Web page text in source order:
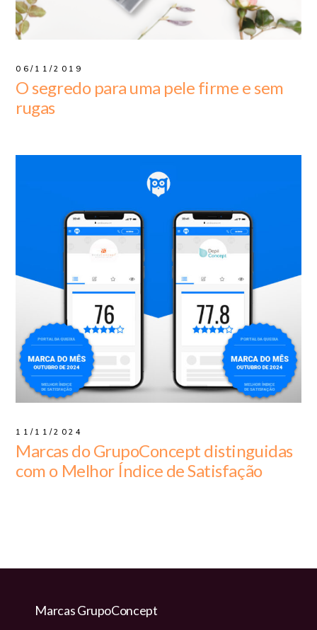
06/11/2019
O segredo para uma pele firme e sem
rugas
11/11/2024
Marcas do GrupoConcept distinguidas
com o Melhor Índice de Satisfação
Marcas GrupoConcept